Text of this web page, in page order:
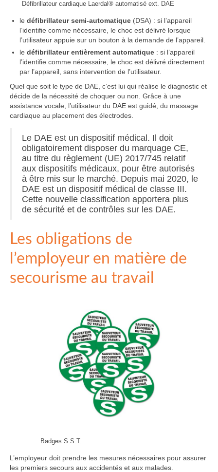
Défibrillateur cardiaque Laerdal® automatisé ext. DAE
le défibrillateur semi-automatique (DSA) : si l’appareil
l’identifie comme nécessaire, le choc est délivré lorsque
l’utilisateur appuie sur un bouton à la demande de l’appareil.
le défibrillateur entièrement automatique : si l’appareil
l’identifie comme nécessaire, le choc est délivré directement
par l’appareil, sans intervention de l’utilisateur.
Quel que soit le type de DAE, c’est lui qui réalise le diagnostic et
décide de la nécessité de choquer ou non. Grâce à une
assistance vocale, l’utilisateur du DAE est guidé, du massage
cardiaque au placement des électrodes.
Le DAE est un dispositif médical. Il doit
obligatoirement disposer du marquage CE,
au titre du règlement (UE) 2017/745 relatif
aux dispositifs médicaux, pour être autorisés
à être mis sur le marché. Depuis mai 2020, le
DAE est un dispositif médical de classe III.
Cette nouvelle classification apportera plus
de sécurité et de contrôles sur les DAE.
Les obligations de
l’employeur en matière de
secourisme au travail
Badges S.S.T.
L’employeur doit prendre les mesures nécessaires pour assurer
les premiers secours aux accidentés et aux malades.